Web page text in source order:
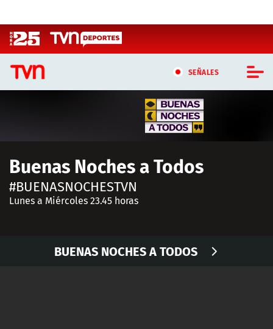
SEÑALES
TVN VERTICAL
TVN PLAY
TELESERIES
Buenas Noches a Todos
#BUENASNOCHESTVN
Lunes a Miércoles 23.45 horas
BUENAS NOCHES A TODOS